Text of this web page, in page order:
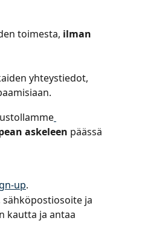
toimesta, ilman
yhteystiedot,
askeleen päässä
up.
ja
kautta ja antaa